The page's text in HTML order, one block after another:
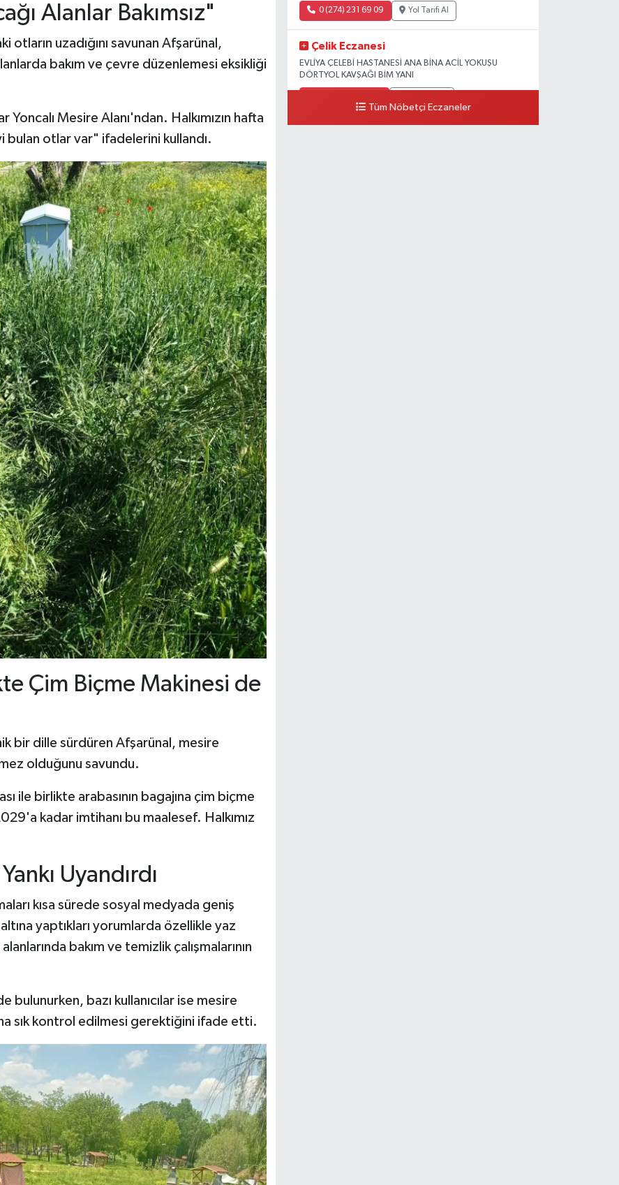
Alanlar Bakımsız"
otların uzadığını savunan Afşarünal,
bakım ve çevre düzenlemesi eksikliği
Mesire Alanı'ndan. Halkımızın hafta
bulan otlar var" ifadelerini kullandı.
Çim Biçme Makinesi de
bir dille sürdüren Afşarünal, mesire
olduğunu savundu.
ile birlikte arabasının bagajına çim biçme
kadar imtihanı bu maalesef. Halkımız
Uyandırdı
kısa sürede sosyal medyada geniş
yaptıkları yorumlarda özellikle yaz
bakım ve temizlik çalışmalarının
bulunurken, bazı kullanıcılar ise mesire
sık kontrol edilmesi gerektiğini ifade etti.
0 (274) 231 69 09 Yol Tarifi Al
Çelik Eczanesi
EVLİYA ÇELEBİ HASTANESİ ANA BİNA ACİL YOKUŞU
DÖRTYOL KAVŞAĞI BİM YANI
Tüm Nöbetçi Eczaneler